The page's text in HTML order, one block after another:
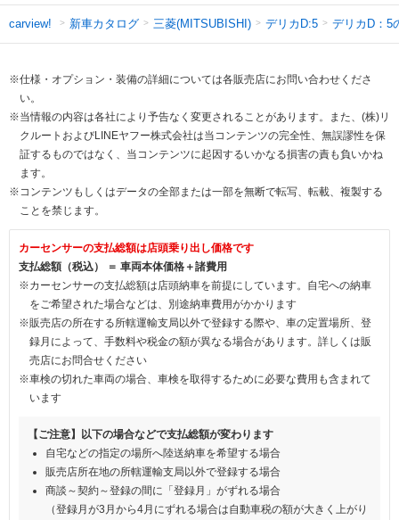
carview! 新車カタログ 三菱(MITSUBISHI) デリカD:5 デリカD：5
※仕様・オプション・装備の詳細については各販売店にお問い合わせくださ
い。
※当情報の内容は各社により予告なく変更されることがあります。また、(株)リ
クルートおよびLINEヤフー株式会社は当コンテンツの完全性、無誤謬性を保
証するものではなく、当コンテンツに起因するいかなる損害の責も負いかね
ます。
※コンテンツもしくはデータの全部または一部を無断で転写、転載、複製する
ことを禁じます。
カーセンサーの支払総額は店頭乗り出し価格です
支払総額（税込） ＝ 車両本体価格＋諸費用
※カーセンサーの支払総額は店頭納車を前提にしています。自宅への納車
をご希望された場合などは、別途納車費用がかかります
※販売店の所在する所轄運輸支局以外で登録する際や、車の定置場所、登
録月によって、手数料や税金の額が異なる場合があります。詳しくは販
売店にお問合せください
※車検の切れた車両の場合、車検を取得するために必要な費用も含まれて
います
【ご注意】以下の場合などで支払総額が変わります
自宅などの指定の場所へ陸送納車を希望する場合
販売店所在地の所轄運輸支局以外で登録する場合
商談～契約～登録の間に「登録月」がずれる場合
（登録月が3月から4月にずれる場合は自動車税の額が大きく上がり